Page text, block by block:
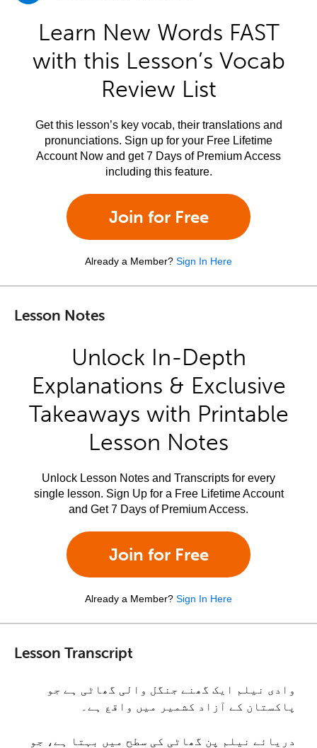
Learn New Words FAST
with this Lesson’s Vocab
Review List
Get this lesson’s key vocab, their translations and
pronunciations. Sign up for your Free Lifetime
Account Now and get 7 Days of Premium Access
including this feature.
Join for Free
Already a Member? Sign In Here
Lesson Notes
Unlock In-Depth
Explanations & Exclusive
Takeaways with Printable
Lesson Notes
Unlock Lesson Notes and Transcripts for every
single lesson. Sign Up for a Free Lifetime Account
and Get 7 Days of Premium Access.
Join for Free
Already a Member? Sign In Here
Lesson Transcript
وادی نیلم ایک گھنے جنگل والی گھاٹی ہے جو
پاکستان کے آزاد کشمیر میں واقع ہے۔
دریائے نیلم پن گھاٹی کی سطح میں بہتا ہے، جو